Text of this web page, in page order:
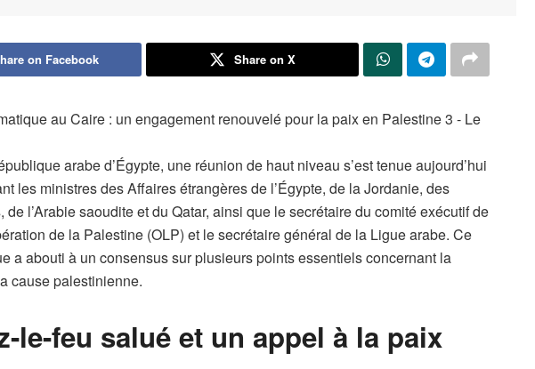
on Facebook Share on X
arabe d’Égypte, une réunion de haut niveau s’est tenue aujourd’hui
les ministres des Affaires étrangères de l’Égypte, de la Jordanie, des
de l’Arabie saoudite et du Qatar, ainsi que le secrétaire du comité exécutif de
de la Palestine (OLP) et le secrétaire général de la Ligue arabe. Ce
a abouti à un consensus sur plusieurs points essentiels concernant la
cause palestinienne.
le-feu salué et un appel à la paix